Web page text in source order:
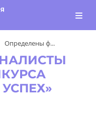
Определены ф...